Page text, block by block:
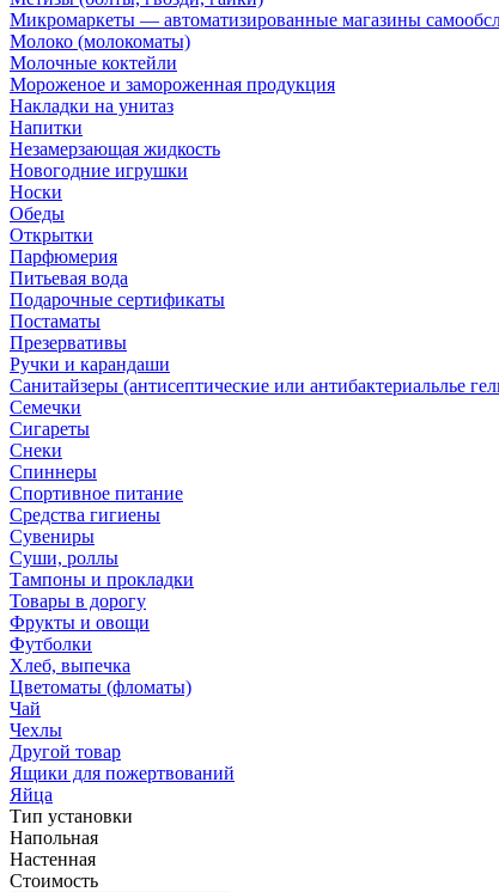
Микромаркеты — автоматизированные магазины
Молоко (молокоматы)
Молочные коктейли
Мороженое и замороженная продукция
Накладки на унитаз
Напитки
Незамерзающая жидкость
Новогодние игрушки
Носки
Обеды
Открытки
Парфюмерия
Питьевая вода
Подарочные сертификаты
Постаматы
Презервативы
Ручки и карандаши
Санитайзеры (антисептические или антибактериальлье
Семечки
Сигареты
Снеки
Спиннеры
Спортивное питание
Средства гигиены
Сувениры
Суши, роллы
Тампоны и прокладки
Товары в дорогу
Фрукты и овощи
Футболки
Хлеб, выпечка
Цветоматы (фломаты)
Чай
Чехлы
Другой товар
Ящики для пожертвований
Яйца
Тип установки
Напольная
Настенная
Стоимость